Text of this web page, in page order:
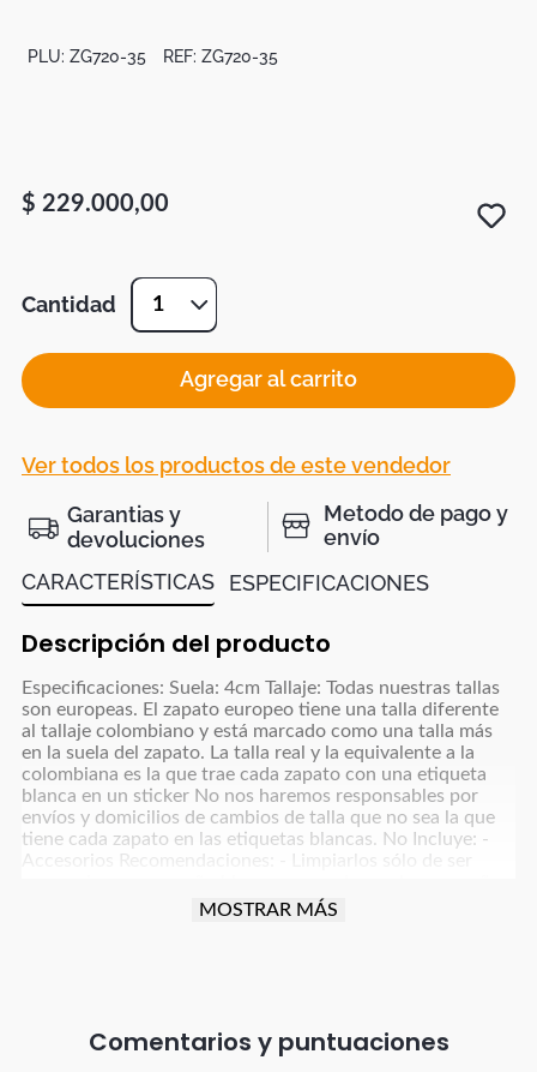
PLU: ZG720-35 REF: ZG720-35
$ 229.000,00
Cantidad 1
Agregar al carrito
Ver todos los productos de este vendedor
Garantias y
devoluciones
Metodo de pago y
envío
CARACTERÍSTICAS
ESPECIFICACIONES
Descripción del producto
Especificaciones: Suela: 4cm Tallaje: Todas nuestras tallas
son europeas. El zapato europeo tiene una talla diferente
al tallaje colombiano y está marcado como una talla más
en la suela del zapato. La talla real y la equivalente a la
colombiana es la que trae cada zapato con una etiqueta
blanca en un sticker No nos haremos responsables por
envíos y domicilios de cambios de talla que no sea la que
tiene cada zapato en las etiquetas blancas. No Incluye: -
Accesorios Recomendaciones: - Limpiarlos sólo de ser
oscuro para colores café, azul oscuro, grises y negro y usar
tacón). - Debes tener especial cuidado con el vestuario que
uses; ya que, debido al tratamiento de tintura utilizado en
MOSTRAR MÁS
Comentarios